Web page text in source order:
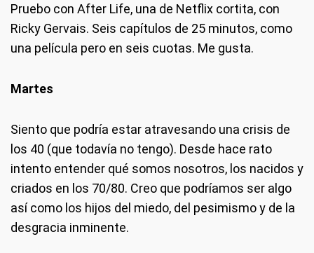
Pruebo con After Life, una de Netflix cortita, con
Ricky Gervais. Seis capítulos de 25 minutos, como
una película pero en seis cuotas. Me gusta.
Martes
Siento que podría estar atravesando una crisis de
los 40 (que todavía no tengo). Desde hace rato
intento entender qué somos nosotros, los nacidos y
criados en los 70/80. Creo que podríamos ser algo
así como los hijos del miedo, del pesimismo y de la
desgracia inminente.